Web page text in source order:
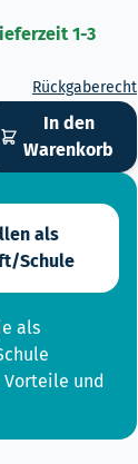
1-3
Rückgaberecht
In den
Warenkorb
als
Schule
als
und